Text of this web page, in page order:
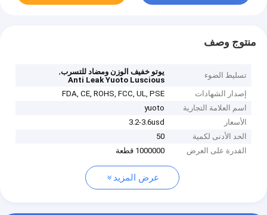
منتوج وصف
تسليط الضوء يوتو خفيف الوزن ومضاد للتسرب,
Anti Leak Yuoto Luscious
إصدار الشهادات
FDA, CE, ROHS, FCC, UL, PSE
اسم العلامة التجارية
yuoto
الأسعار
3.2-3.6usd
الحد الأدنى لكمية
50
القدرة على العرض
1000000 قطعة
عرض المزيد